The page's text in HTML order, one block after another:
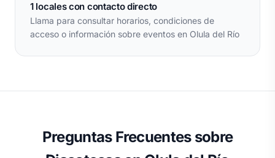
1 locales con contacto directo
Llama para consultar horarios, condiciones de
acceso o información sobre eventos en Olula del Río
Preguntas Frecuentes sobre